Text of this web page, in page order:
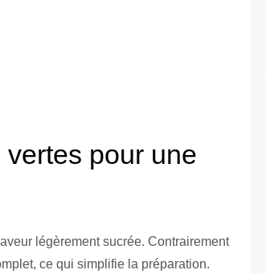
pour une
légèrement sucrée. Contrairement
ce qui simplifie la préparation.